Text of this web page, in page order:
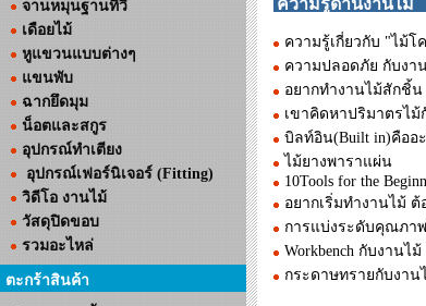
จานหมุนฐานทีวี
เดือยไม้
หูแขวนแบบต่างๆ
แขนพับ
ฉากยึดมุม
น็อตและสกูร
อุปกรณ์ทำเตียง
อุปกรณ์เฟอร์นิเจอร์ (Fitting)
วิดีโอ งานไม้
วัสดุปิดขอบ
รวมอะไหล่
ตะกร้าสินค้า
ความรู้ด้านงานไม้
ความรู้เกี่ยวกับ "ไม้โ
ความปลอดภัย กับงา
อยากทำงานไม้สักชิ้น
เขาคิดหาปริมาตรไม้
บิลท์อิน(Built in)คืออ
ไม้ยางพาราแผ่น
10Tools for the
อยากเริ่มทำงานไม้
การแบ่งระดับคุณภา
Workbench กับงานไม้
กระดาษทรายกับงาน